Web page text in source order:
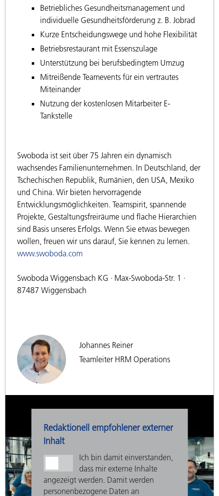
Betriebliches Gesundheitsmanagement und
individuelle Gesundheitsförderung z. B. Jobrad
Kurze Entscheidungswege und hohe Flexibilität
Betriebsrestaurant mit Essenszulage
Unterstützung bei berufsbedingtem Umzug
Mitreißende Teamevents für ein vertrautes
Miteinander
Nutzung der kostenlosen Mitarbeiter E-
Tankstelle
Swoboda ist seit über 75 Jahren ein dynamisch
wachsendes Familienunternehmen. In Deutschland, der
Tschechischen Republik, Rumänien, den USA, Mexiko
und China. Wir bieten hervorragende
Entwicklungsmöglichkeiten. Teamspirit, spannende
Projekte, Gestaltungsfreiräume und flache Hierarchien
sind Basis unseres Erfolgs. Wenn Sie etwas bewegen
wollen, freuen wir uns darauf, Sie kennen zu lernen.
www.swoboda.com
Swoboda Wiggensbach KG · Max-Swoboda-Str. 1 ·
87487 Wiggensbach
Johannes Reiner
Teamleiter HRM Operations
Redaktionell empfohlener externer
Inhalt
Ich bin damit einverstanden,
dass mir externe Inhalte
angezeigt werden. Damit werden
personenbezogene Daten an